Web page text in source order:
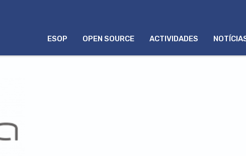
MENU
PORTUGUÊS
ESOP OPEN SOURCE ACTIVIDADES